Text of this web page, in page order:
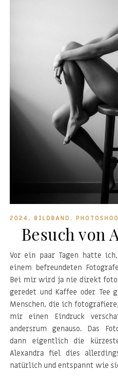
2024 , BILDBAND ,
Besuch von
Vor ein paar Tagen hatte ich, durch die Verbindung zu
einem befreundeten
Bei mir wird ja nie direkt
geredet und Kaffee oder Tee
Menschen, die ich
mir einen Eindruck
andersrum genauso. Das
dann eigentlich die
Alexandra fiel dies
natürlich und entspannt wie